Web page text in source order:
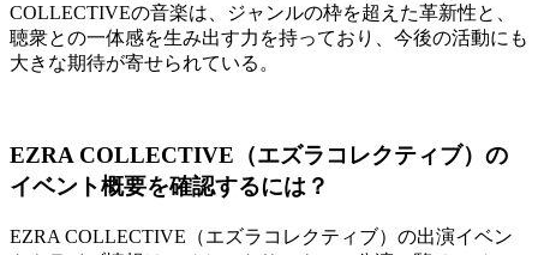
COLLECTIVEの音楽は、ジャンルの枠を超えた革新性と、
聴衆との一体感を生み出す力を持っており、今後の活動にも
大きな期待が寄せられている。
EZRA COLLECTIVE（エズラコレクティブ）の
イベント概要を確認するには？
EZRA COLLECTIVE（エズラコレクティブ）の出演イベン